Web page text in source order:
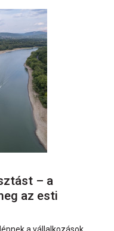
– a
az esti
a vállalkozások.